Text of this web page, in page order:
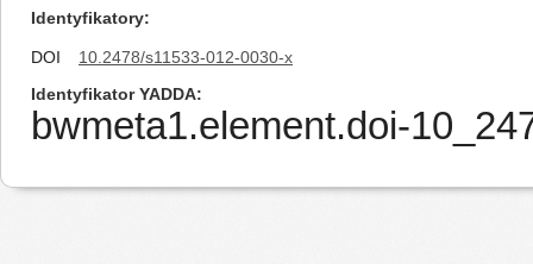
Identyfikatory
DOI
10.2478/s11533-012-0030-x
Identyfikator YADDA
bwmeta1.element.doi-